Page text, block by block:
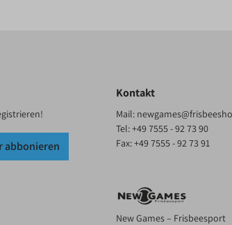
abbonieren
Kontakt
Mail:
Tel:+49 7555 - 92 73 90
Fax: +49 7555 - 92 73 91
New Games – Frisbeesport